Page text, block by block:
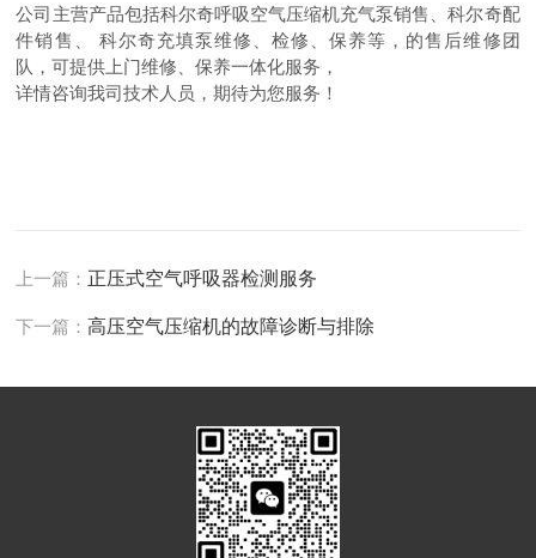
公司主营产品包括科尔奇呼吸空气压缩机充气泵销售、科尔奇配
件销售、 科尔奇充填泵维修、检修、保养等，的售后维修团
队，可提供上门维修、保养一体化服务，
详情咨询我司技术人员，期待为您服务！
上一篇： 正压式空气呼吸器检测服务
下一篇：高压空气压缩机的故障诊断与排除